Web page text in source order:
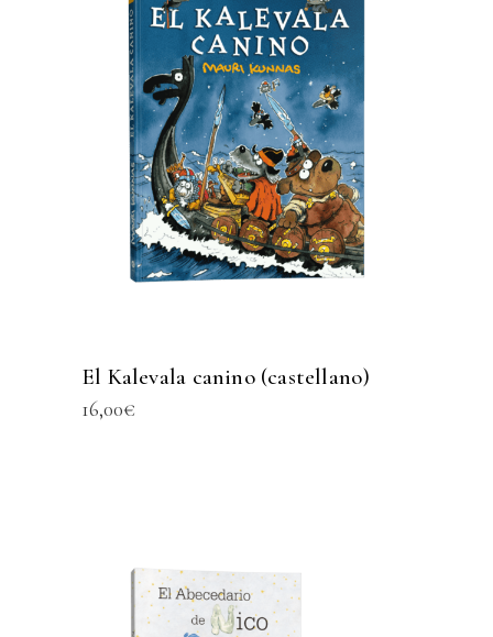
El Kalevala canino (castellano)
16,00€